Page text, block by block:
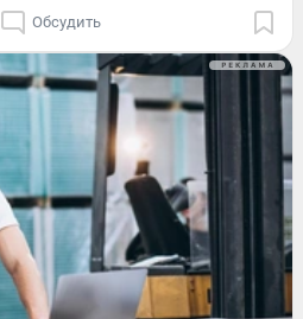
Обсудить